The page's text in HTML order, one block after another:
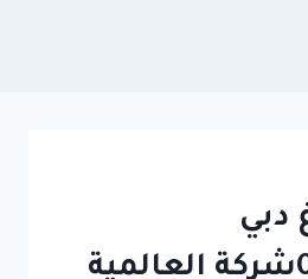
دبي
0542036394شركة العالمية